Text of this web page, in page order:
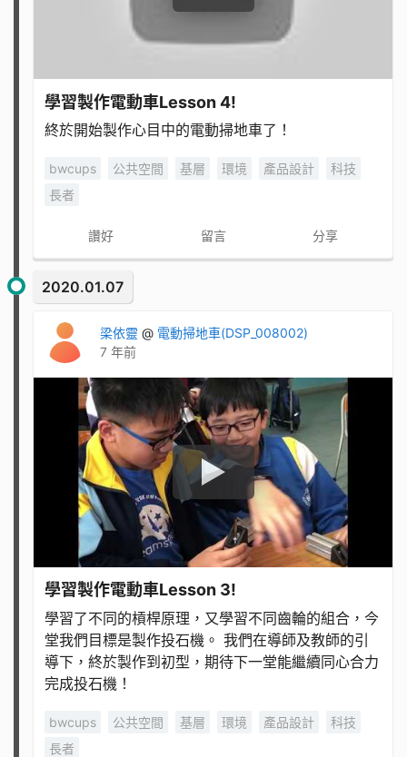
學習製作電動車Lesson 4!
終於開始製作心目中的電動掃地車了！
bwcups 公共空間 基層 環境 產品設計
科技
長者
讚好 留言 分享
2020.01.07
梁依靈 @ 電動掃地車(DSP_008002)
7 年前
學習製作電動車Lesson 3!
學習了不同的槓桿原理，又學習不同齒輪的組合，今
堂我們目標是製作投石機。 我們在導師及教師的引
導下，終於製作到初型，期待下一堂能繼續同心合力
完成投石機！
bwcups 公共空間 基層 環境 產品設計
科技
長者